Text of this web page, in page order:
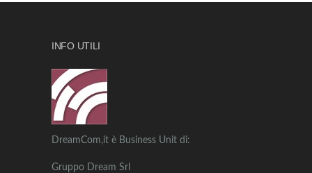
INFO UTILI
DreamCom,it è Business Unit di:
Gruppo Dream Srl